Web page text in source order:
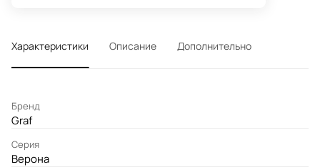
Характеристики Описание Дополнительно
Бренд
Graf
Серия
Верона